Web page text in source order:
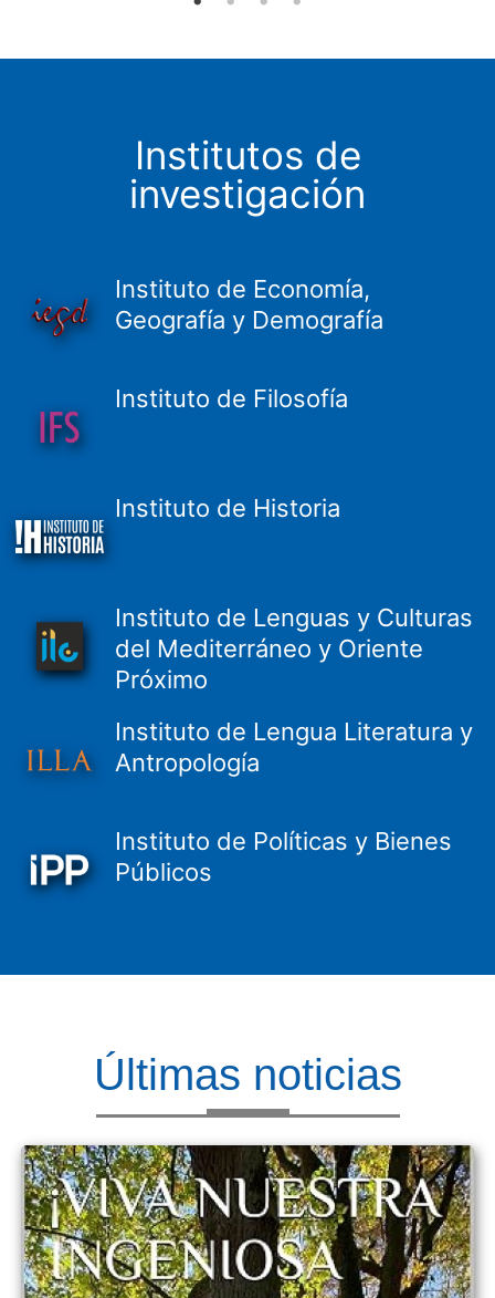
Institutos de
investigación
Instituto de Economía,
Geografía y Demografía
Instituto de Filosofía
Instituto de Historia
Instituto de Lenguas y Culturas
del Mediterráneo y Oriente
Próximo
Instituto de Lengua Literatura y
Antropología
Instituto de Políticas y Bienes
Públicos
Últimas noticias